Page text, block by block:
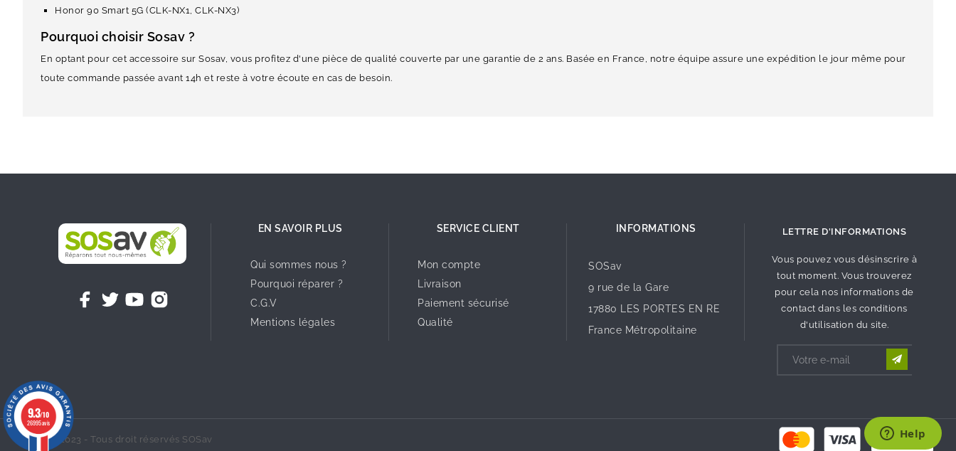
Honor 90 Smart 5G (CLK-NX1, CLK-NX3)
Pourquoi choisir Sosav ?
En optant pour cet accessoire sur Sosav, vous profitez d'une pièce de qualité couverte par une garantie de 2 ans. Basée en France, notre équipe assure une expédition le jour même pour
toute commande passée avant 14h et reste à votre écoute en cas de besoin.
EN SAVOIR PLUS
Qui sommes nous ?
Pourquoi réparer ?
C.G.V
Mentions légales
SERVICE CLIENT
Mon compte
Livraison
Paiement sécurisé
Qualité
INFORMATIONS
SOSav
9 rue de la Gare
17880 LES PORTES EN RE
France Métropolitaine
LETTRE D'INFORMATIONS
Vous pouvez vous désinscrire à
tout moment. Vous trouverez
pour cela nos informations de
contact dans les conditions
d'utilisation du site.
©2023 - Tous droit réservés SOSav
9.3/10
26995 avis